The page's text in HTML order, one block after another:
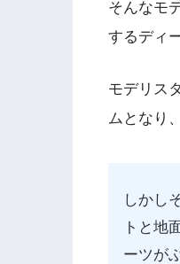
そんなモ
するディ
モデリス
ムとなり
しかし
トと地
ーツが